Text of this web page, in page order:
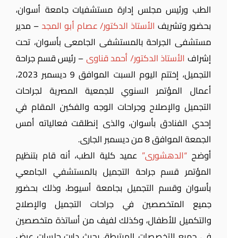
الطب ورئيس مجلس إدارة مستشفيات جامعة أسوان،
بحضور وتشريف الأستاذ الدكتور/ عصام أبو المجد– مدير
مستشفى الجراحة بالمستشفى الجامعى بأسوان، تحت
إشراف الأستاذ الدكتور/ أحمد قناوى– رئيس قسم جراحة
التجميل، إختتم اليوم السبت الموافق 9 ديسمبر 2023،
أعمال المؤتمر السنوي للجمعية المصرية لجراحات
التجميل والإصلاح وجراحات الوجه والفكين المقام في
إحدي الفنادق بأسوان، والذى إنطلقت فعالياته أمس
الجمعة الموافق 8 من ديسمبر الجارى.
أوضح “الدهشورى” عميد كلية الطب، أنه قام بتنظيم
المؤتمر قسم جراحة التجميل بالمستشفي الجامعي
بأسوان وقسم التجميل بجامعة أسيوط، وذلك بحضور
جميع المتخصصين في جراحات التجميل والإصلاح
والتكميل للأطفال، وكذلك لفيف من أساتذة متخصصين